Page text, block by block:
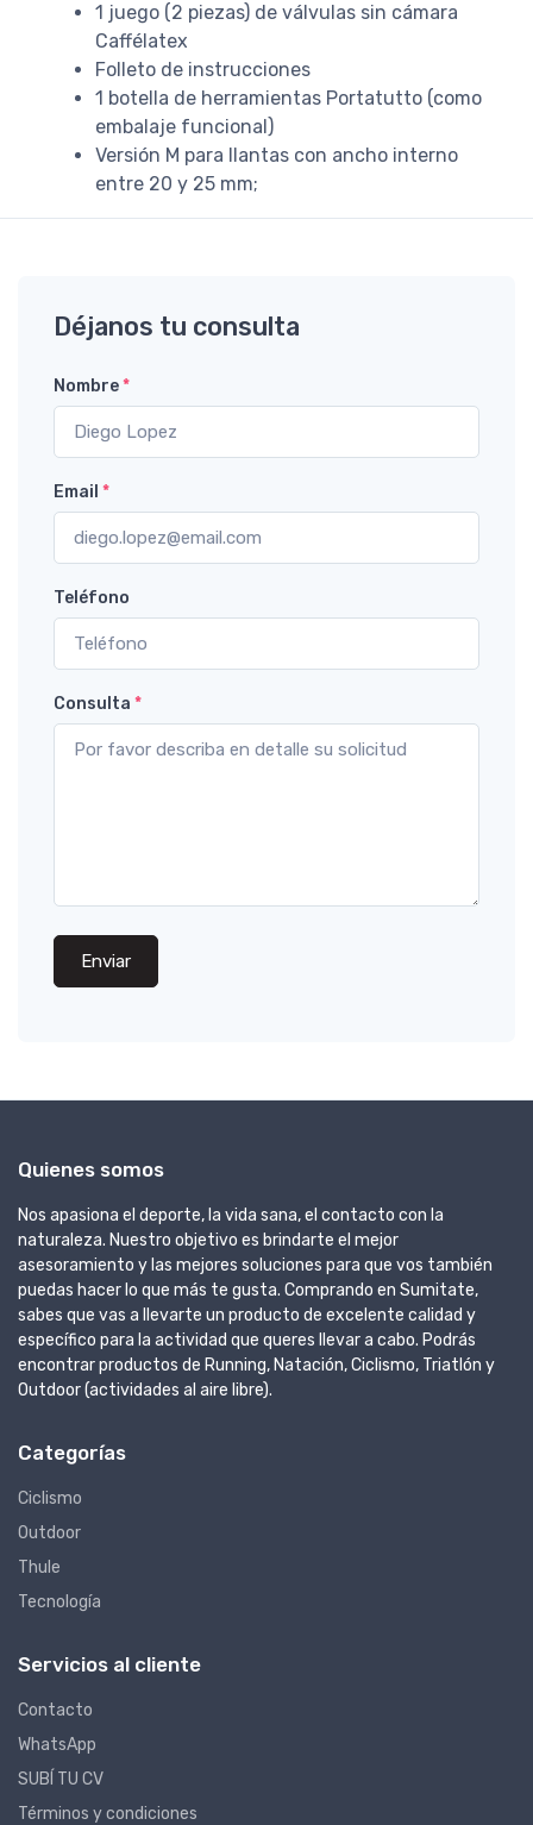
1 juego (2 piezas) de válvulas sin cámara
Caffélatex
Folleto de instrucciones
1 botella de herramientas Portatutto (como
embalaje funcional)
Versión M para llantas con ancho interno
entre 20 y 25 mm;
Déjanos tu consulta
Nombre*
Email *
Teléfono
Consulta *
Enviar
Quienes somos
Nos apasiona el deporte, la vida sana, el contacto con la
naturaleza. Nuestro objetivo es brindarte el mejor
asesoramiento y las mejores soluciones para que vos también
puedas hacer lo que más te gusta. Comprando en Sumitate,
sabes que vas a llevarte un producto de excelente calidad y
específico para la actividad que queres llevar a cabo. Podrás
encontrar productos de Running, Natación, Ciclismo, Triatlón y
Outdoor (actividades al aire libre).
Categorías
Ciclismo
Outdoor
Thule
Tecnología
Servicios al cliente
Contacto
WhatsApp
SUBÍ TU CV
Términos y condiciones